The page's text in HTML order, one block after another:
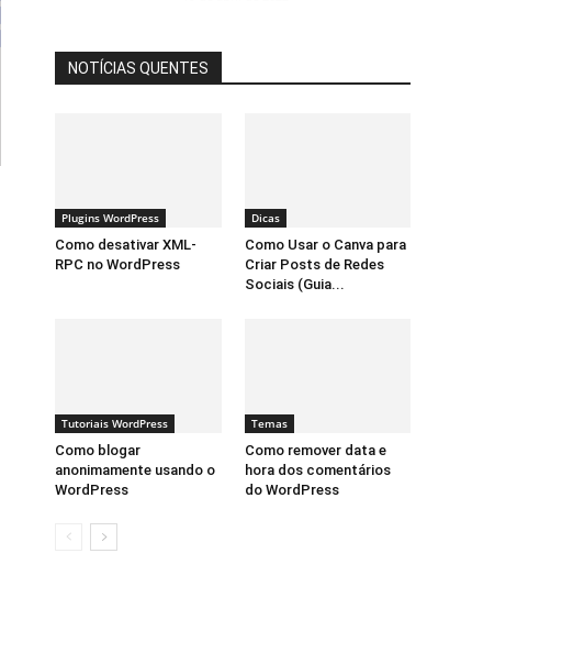
NOTÍCIAS QUENTES
Plugins WordPress
Como desativar XML-
RPC no WordPress
Dicas
Como Usar o Canva para
Criar Posts de Redes
Sociais (Guia...
Tutoriais WordPress
Como blogar
anonimamente usando o
WordPress
Temas
Como remover data e
hora dos comentários
do WordPress